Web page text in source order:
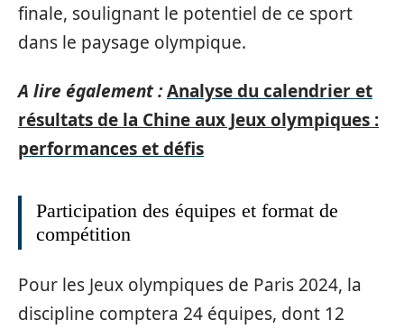
finale, soulignant le potentiel de ce sport
dans le paysage olympique.
A lire également :Analyse du calendrier et
résultats de la Chine aux Jeux olympiques :
performances et défis
Participation des équipes et format de
compétition
Pour les Jeux olympiques de Paris 2024, la
discipline comptera 24 équipes, dont 12